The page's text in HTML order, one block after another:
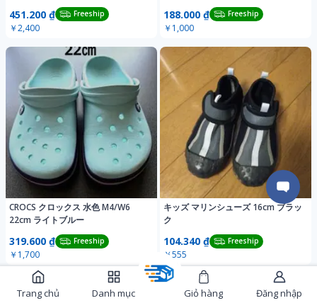
451.200 ₫ Freeship
￥2,400
188.000 ₫ Freeship
￥1,000
CROCS クロックス 水色 M4/W6
22cm ライトブルー
319.600 ₫ Freeship
￥1,700
キッズ マリンシューズ 16cm ブラッ
ク
104.340 ₫ Freeship
￥555
Trang chủ Danh mục Giỏ hàng Đăng nhập